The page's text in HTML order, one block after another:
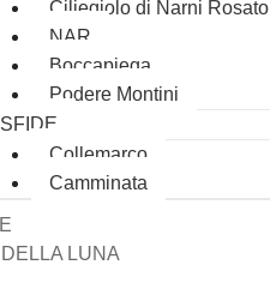
Ciliegiolo di Narni Rosato
NAR
Boccapiega
Podere Montini
Collemarco
Camminata
LUNA